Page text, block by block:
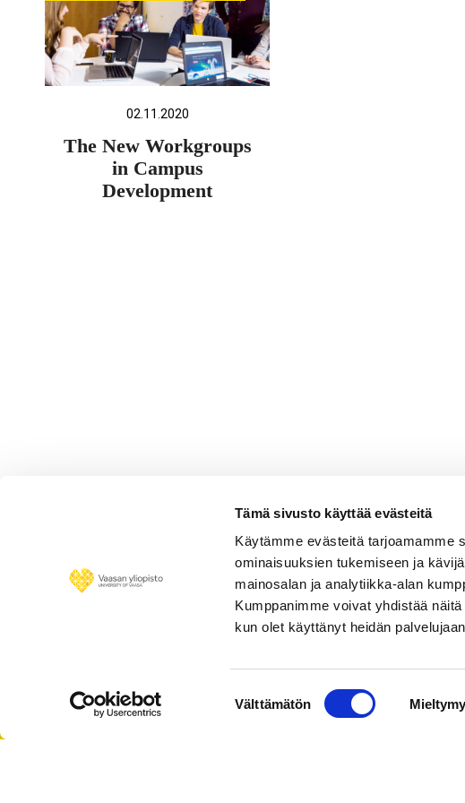
Tämä sivusto käyttää evästeitä
Käytämme evästeitä tarjoamamme
ominaisuuksien tukemiseen ja
mainosalan ja analytiikka-alan
Kumppanimme voivat yhdistää
kun olet käyttänyt heidän
valinta
Välttämätön
02.11.2020
The New Workgroups
in Campus
Development